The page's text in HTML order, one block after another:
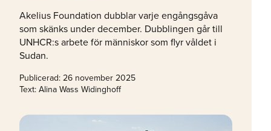
Akelius Foundation dubblar varje engångsgåva
som skänks under december. Dubblingen går till
UNHCR:s arbete för människor som flyr våldet i
Sudan.
Publicerad: 26 november 2025
Text: Alina Wass Widinghoff